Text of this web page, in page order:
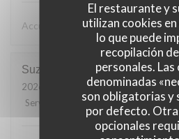
El restaurante y
utilizan cookies
lo que puede
recopilación
personales. Las
denominadas
son obligatorias y
por defecto.
opcionales
Accueil très sympa, très bon repas
Suzanne
2026-07-26
- 12:30 - Invitados 2
Servicio
Ambiente: 5/5 Menú :